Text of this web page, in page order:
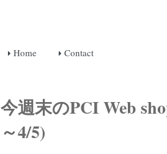
Home Contact
今週末のPCI Web
～4/5)